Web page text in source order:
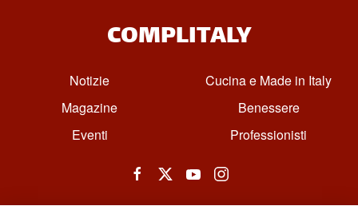
COMPLITALY
Notizie
Magazine
Eventi
Cucina e Made in Italy
Benessere
Professionisti